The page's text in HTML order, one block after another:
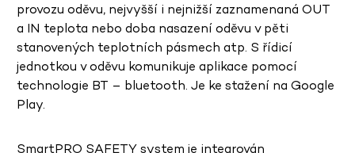
provozu oděvu, nejvyšší i nejnižší zaznamenaná OUT
a IN teplota nebo doba nasazení oděvu v pěti
stanovených teplotních pásmech atp. S řídicí
jednotkou v oděvu komunikuje aplikace pomocí
technologie BT – bluetooth. Je ke stažení na Google
Play.
SmartPRO SAFETY system je integrován